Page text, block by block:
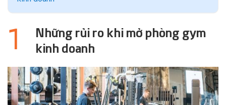
Những rủi ro khi mở phòng gym
kinh doanh